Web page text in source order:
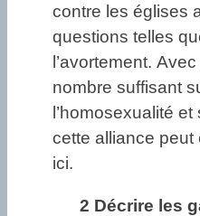
contre les églises
questions telles
l’avortement.
nombre suffisant
l’homosexualité
cette alliance
ici.
2 Décrire les